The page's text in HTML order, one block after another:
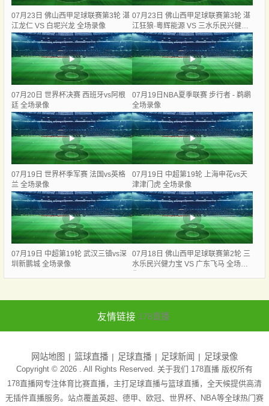
07月23日 佛山西甲足球联赛第3轮 湛
江龙仁 VS 白坭兴龙 全场录像
07月23日 佛山西甲足球联赛第3轮 湛
江狂狼·粵辉能源 VS 三水乐民兴健力
宝 全场录像
07月20日 世界杯决赛 西班牙vs阿根
廷 全场录像
07月19日NBA夏季联赛 步行者 - 鹈鹕
全场录像
07月19日 世界杯季军赛 法国vs英格
兰 全场录像
07月19日 中超第19轮 上海申花vs天
津津门虎 全场录像
07月19日 中超第19轮 武汉三镇vs深
圳新鹏城 全场录像
07月18日 佛山西甲足球联赛第2轮 三
水乐民兴健力宝 VS 广东飞马 全场录
友情链接 178直播
网站地图 篮球直播 足球直播 足球新闻 足球录像
Copyright © 2026 . All Rights Reserved. 关于我们 178直播 版权所有
178直播网专注体育比赛直播，主打足球直播与篮球直播，全天候提供高清
无插件直播服务。站点覆盖英超、德甲、欧冠、世界杯、NBA等全球热门赛